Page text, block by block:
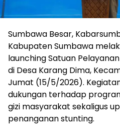
Sumbawa Besar,
Kabupaten Sumbawa
launching Satuan
di Desa Karang Dima,
Jumat (15/5/2026).
dukungan terhadap
gizi masyarakat sekaligus
penanganan stunting.